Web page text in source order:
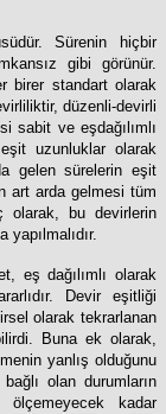
Sürenin hiçbir
gibi görünür.
birer standart olarak
düzenli-devirli
sabit ve eşdağılımlı
uzunluklar olarak
gelen sürelerin eşit
art arda gelmesi tüm
olarak, bu devirlerin
eş dağılımlı olarak
Devir eşitliği
olarak tekrarlanan
Buna ek olarak,
yanlış olduğunu
olan durumların
ölçemeyecek kadar